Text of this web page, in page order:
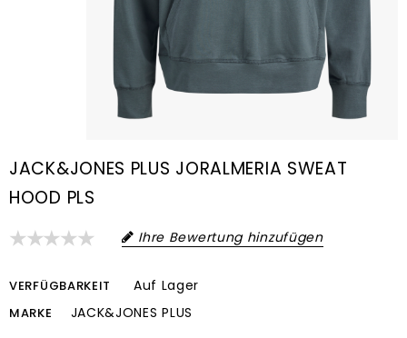
JACK&JONES PLUS JORALMERIA SWEAT
HOOD PLS
Ihre Bewertung hinzufügen
VERFÜGBARKEIT Auf Lager
MARKE JACK&JONES PLUS